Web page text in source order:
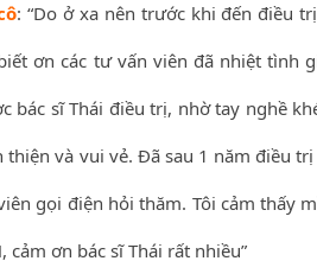
: “Do ở xa nên trước khi đến điều
ơn các tư vấn viên đã nhiệt tình
bác sĩ Thái điều trị, nhờ tay nghề
thiện và vui vẻ. Đã sau 1 năm điều
gọi điện hỏi thăm. Tôi cảm thấy
cảm ơn bác sĩ Thái rất nhiều”